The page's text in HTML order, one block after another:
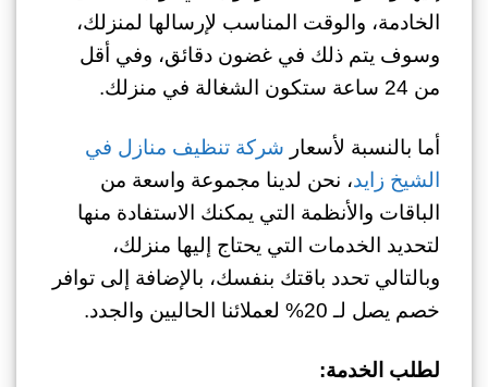
الخادمة، والوقت المناسب لإرسالها لمنزلك،
وسوف يتم ذلك في غضون دقائق، وفي أقل
من 24 ساعة ستكون الشغالة في منزلك.
أما بالنسبة لأسعار شركة تنظيف منازل في
الشيخ زايد، نحن لدينا مجموعة واسعة من
الباقات والأنظمة التي يمكنك الاستفادة منها
لتحديد الخدمات التي يحتاج إليها منزلك،
وبالتالي تحدد باقتك بنفسك، بالإضافة إلى توافر
خصم يصل لـ 20% لعملائنا الحاليين والجدد.
لطلب الخدمة: